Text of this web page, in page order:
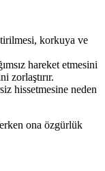
korkuya ve
hareket etmesini
zorlaştırır.
hissetmesine neden
ona özgürlük